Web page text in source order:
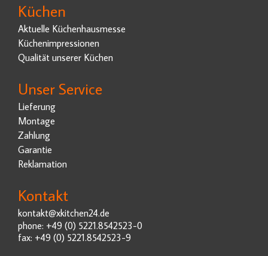
Küchen
Aktuelle Küchenhausmesse
Küchenimpressionen
Qualität unserer Küchen
Unser Service
Lieferung
Montage
Zahlung
Garantie
Reklamation
Kontakt
kontakt@xkitchen24.de
phone: +49 (0) 5221.8542523-0
fax: +49 (0) 5221.8542523-9